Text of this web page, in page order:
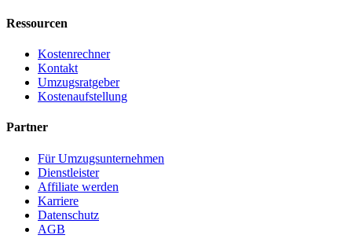
Ressourcen
Kostenrechner
Kontakt
Umzugsratgeber
Kostenaufstellung
Partner
Für Umzugsunternehmen
Dienstleister
Affiliate werden
Karriere
Datenschutz
AGB